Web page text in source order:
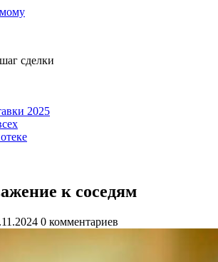
сделки
2025
к соседям
0 комментариев